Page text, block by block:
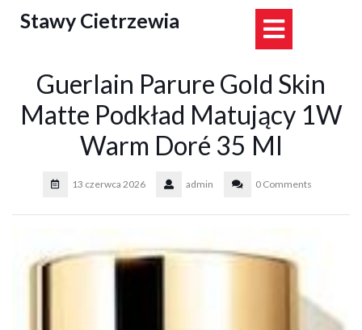
Stawy Cietrzewia
Guerlain Parure Gold Skin
Matte Podkład Matujący 1W
Warm Doré 35 Ml
13 czerwca 2026 admin 0 Comments